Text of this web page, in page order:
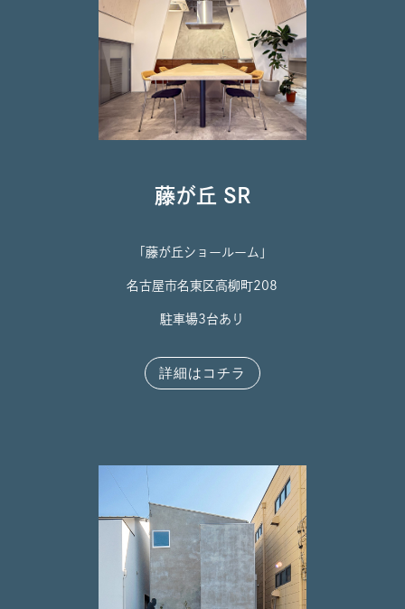
藤が丘 SR
「藤が丘ショールーム」
名古屋市名東区高柳町208
駐車場3台あり
詳細はコチラ